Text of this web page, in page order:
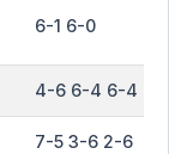
6-1 6-0
4-6 6-4 6-4
7-5 3-6 2-6